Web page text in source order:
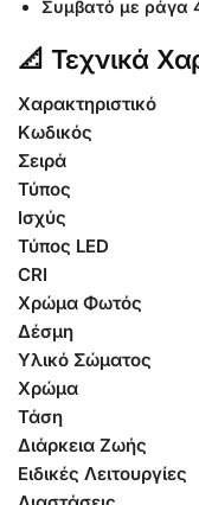
Συμβατό με ράγα
📐 Τεχνικά
Χαρακτηριστικό
Κωδικός
Σειρά
Τύπος
Ισχύς
Τύπος LED
CRI
Χρώμα Φωτός
Δέσμη
Υλικό Σώματος
Χρώμα
Τάση
Διάρκεια Ζωής
Ειδικές Λειτουργίες